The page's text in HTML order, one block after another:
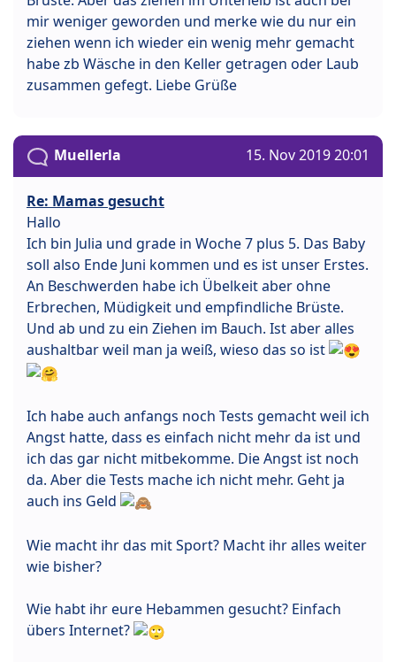
mir weniger geworden und merke wie du nur ein
ziehen wenn ich wieder ein wenig mehr gemacht
habe zb Wäsche in den Keller getragen oder Laub
zusammen gefegt. Liebe Grüße
Muellerla 15. Nov 2019 20:01
Re: Mamas gesucht
Hallo
Ich bin Julia und grade in Woche 7 plus 5. Das Baby
soll also Ende Juni kommen und es ist unser Erstes.
An Beschwerden habe ich Übelkeit aber ohne
Erbrechen, Müdigkeit und empfindliche Brüste.
Und ab und zu ein Ziehen im Bauch. Ist aber alles
aushaltbar weil man ja weiß, wieso das so ist
Ich habe auch anfangs noch Tests gemacht weil ich
Angst hatte, dass es einfach nicht mehr da ist und
ich das gar nicht mitbekomme. Die Angst ist noch
da. Aber die Tests mache ich nicht mehr. Geht ja
auch ins Geld
Wie macht ihr das mit Sport? Macht ihr alles weiter
wie bisher?
Wie habt ihr eure Hebammen gesucht? Einfach
übers Internet?